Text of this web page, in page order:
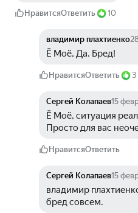
НравитсяОтветить 10
владимир плахтиенко
Ё Моё, Да. Бред!
НравитсяОтветить 3
Сергей Колапаев15
Ё Моё, ситуация
Просто для вас
НравитсяОтветить
Сергей Колапаев15
владимир
бред совсем.